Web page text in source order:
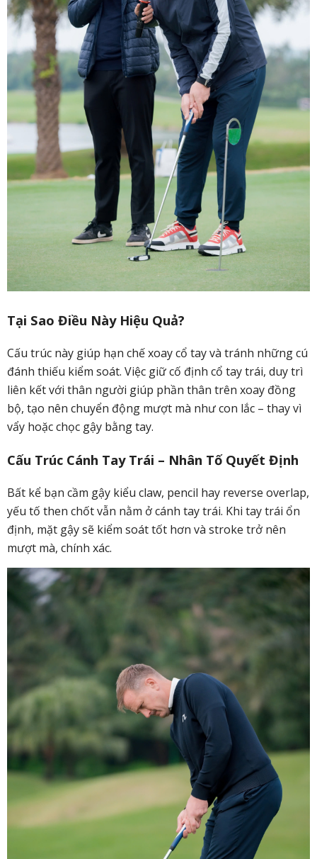
Tại Sao Điều Này Hiệu Quả?
Cấu trúc này giúp hạn chế xoay cổ tay và tránh những cú
đánh thiếu kiểm soát. Việc giữ cố định cổ tay trái, duy trì
liên kết với thân người giúp phần thân trên xoay đồng
bộ, tạo nên chuyển động mượt mà như con lắc – thay vì
vẩy hoặc chọc gậy bằng tay.
Cấu Trúc Cánh Tay Trái – Nhân Tố Quyết Định
Bất kể bạn cầm gậy kiểu claw, pencil hay reverse overlap,
yếu tố then chốt vẫn nằm ở cánh tay trái. Khi tay trái ổn
định, mặt gậy sẽ kiểm soát tốt hơn và stroke trở nên
mượt mà, chính xác.